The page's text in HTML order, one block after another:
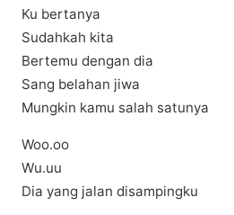
Ku bertanya
Sudahkah kita
Bertemu dengan dia
Sang belahan jiwa
Mungkin kamu salah satunya
Woo.oo
Wu.uu
Dia yang jalan disampingku